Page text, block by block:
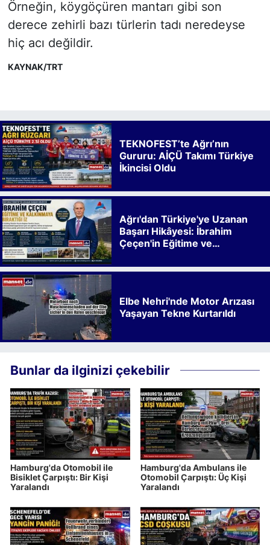
Örneğin, köygöçüren mantarı gibi son
derece zehirli bazı türlerin tadı neredeyse
hiç acı değildir.
KAYNAK/TRT
TEKNOFEST’te Ağrı’nın
Gururu: AİÇÜ Takımı Türkiye
İkincisi Oldu
Ağrı'dan Türkiye'ye Uzanan
Başarı Hikâyesi: İbrahim
Çeçen'in Eğitime ve
Elbe Nehri'nde Motor Arızası
Yaşayan Tekne Kurtarıldı
Bunlar da ilginizi çekebilir
Hamburg'da Otomobil ile
Bisiklet Çarpıştı: Bir Kişi
Yaralandı
Hamburg'da Ambulans ile
Otomobil Çarpıştı: Üç Kişi
Yaralandı